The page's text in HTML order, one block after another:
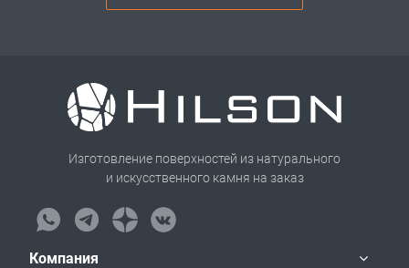
Изготовление поверхностей из натурального
и искусственного камня на заказ
Компания